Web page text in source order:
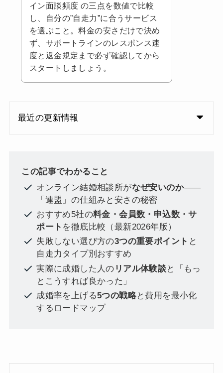
イン面談頻度 の三点を数値で比較
し、自分の”自走力”に合うサービス
を選ぶこと。料金の安さだけで決め
ず、サポートラインのレスポンス速
度と返金規定まで必ず確認してから
スタートしましょう。
最近の更新情報
この記事でわかること
オンライン結婚相談所がなぜ安いのか——
「連盟」の仕組みと安さの秘密
おすすめ5社の料金・会員数・申込数・サ
ポート を徹底比較（最新2026年版）
失敗しない選び方の3つの重要ポイント と
自走力タイプ別おすすめ
実際に成婚した人の リアル体験談と「もっ
とこうすれば良かった」
成婚率を上げる5つの戦略と費用を最小化
するロードマップ